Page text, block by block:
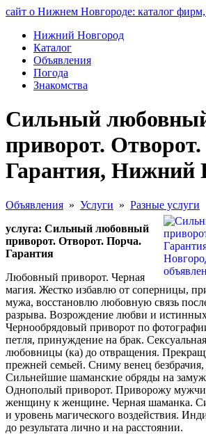
сайт о Нижнем Новгороде: каталог
Нижний Новгород
Каталог
Объявления
Погода
Знакомства
Сильный
приворот.
Гарантия, Нижний
Объявления » Услуги » Разные услуги
услуга: Сильный любовный
приворот. Отворот. Порча.
Гарантия
Любовный приворот. Черная
магия. Жестко избавлю от соперницы,
мужа, восстановлю любовную связь
разрыва. Возрождение любви и
Чернообрядовый приворот по
петля, принуждение на брак.
любовницы (ка) до отвращения.
прежней семьей. Сниму венец
Сильнейшие шаманские обряды на
Однополый приворот. Приворожу
женщину к женщине. Черная шаманка.
и уровень магического воздействия.
до результата лично и на расстоянии.